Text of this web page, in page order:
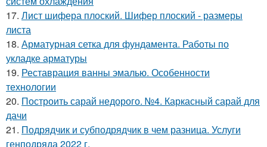
17. Лист шифера плоский. Шифер плоский - размеры
листа
18. Арматурная сетка для фундамента. Работы по
укладке арматуры
19. Реставрация ванны эмалью. Особенности
технологии
20. Построить сарай недорого. №4. Каркасный сарай для
дачи
21. Подрядчик и субподрядчик в чем разница. Услуги
генподряда 2022 г.